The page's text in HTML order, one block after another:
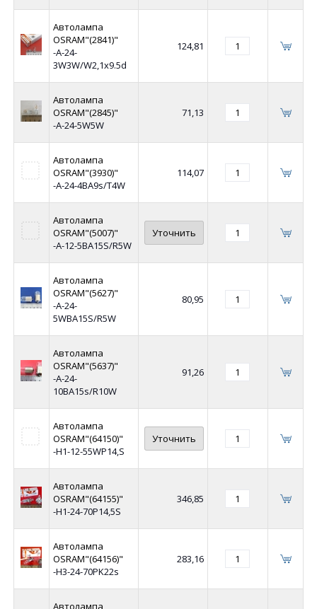
Автолампа
OSRAM"(2841)"
-А-24-
3W3W/W2,1x9.5d
124,81
Автолампа
OSRAM"(2845)"
-А-24-5W5W
71,13
Автолампа
OSRAM"(3930)"
-А-24-4BA9s/T4W
114,07
Автолампа
OSRAM"(5007)"
-А-12-5BA15S/R5W
Уточнить
Автолампа
OSRAM"(5627)"
-А-24-
5WBA15S/R5W
80,95
Автолампа
OSRAM"(5637)"
-А-24-
10BA15s/R10W
91,26
Автолампа
OSRAM"(64150)"
-Н1-12-55WP14,S
Уточнить
Автолампа
OSRAM"(64155)"
-Н1-24-70P14,5S
346,85
Автолампа
OSRAM"(64156)"
-Н3-24-70PK22s
283,16
Автолампа